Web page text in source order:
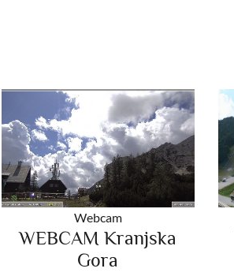
Webcam
WEBCAM Kranjska
Gora